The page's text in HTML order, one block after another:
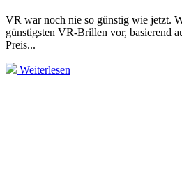
VR war noch nie so günstig wie jetzt.
günstigsten VR-Brillen vor, basierend
Preis...
Weiterlesen